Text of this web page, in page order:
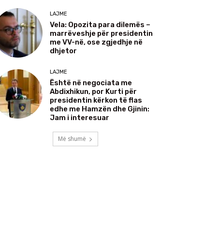
LAJME
Vela: Opozita para dilemës –
marrëveshje për presidentin
me VV-në, ose zgjedhje në
dhjetor
LAJME
Është në negociata me
Abdixhikun, por Kurti për
presidentin kërkon të flas
edhe me Hamzën dhe Gjinin:
Jam i interesuar
Më shumë